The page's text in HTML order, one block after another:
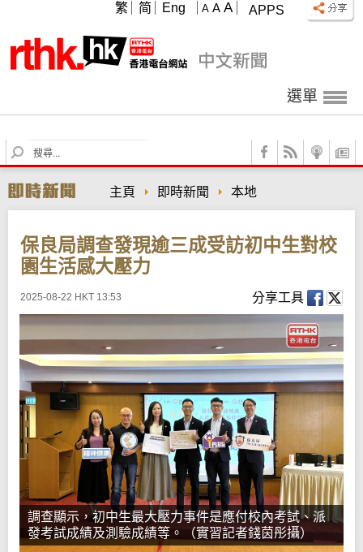
APPS
A A A
繁 简 Eng
選單
S
e
r
c
主頁 即時新聞 本地
保良局調查發現逾三成受訪初中生對校
園生活感大壓力
2025-08-22 HKT 13:53 分享工具
調查顯示，初中生最大壓力事件是應付校內考試、派
發考試成績及測驗成績等。（實習記者錢茵彤攝）